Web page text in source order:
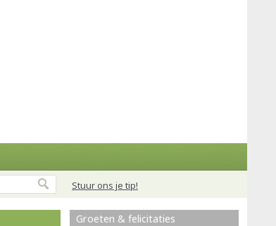
Stuur ons je tip!
Groeten & felicitaties